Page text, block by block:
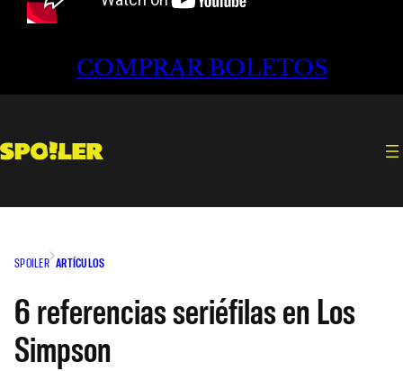
COMPRAR BOLETOS
SPOILER ARTÍCULOS
6 referencias seriéfilas en Los
Simpson